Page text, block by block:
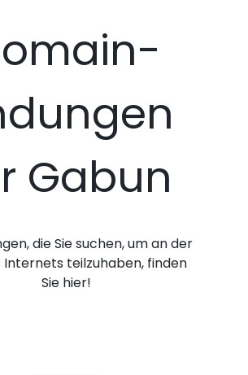
Gabun
die Sie suchen, um an der
Internets teilzuhaben, finden
Sie hier!